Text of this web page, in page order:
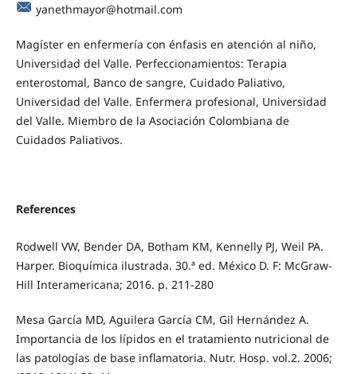
yanethmayor@hotmail.com
Magíster en enfermería con énfasis en atención al niño,
Universidad del Valle. Perfeccionamientos: Terapia
enterostomal, Banco de sangre, Cuidado Paliativo,
Universidad del Valle. Enfermera profesional, Universidad
del Valle. Miembro de la Asociación Colombiana de
Cuidados Paliativos.
References
Rodwell VW, Bender DA, Botham KM, Kennelly PJ, Weil PA.
Harper. Bioquímica ilustrada. 30.ª ed. México D. F: McGraw-
Hill Interamericana; 2016. p. 211-280
Mesa García MD, Aguilera García CM, Gil Hernández A.
Importancia de los lípidos en el tratamiento nutricional de
las patologías de base inflamatoria. Nutr. Hosp. vol.2. 2006;